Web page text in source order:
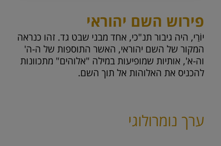
פירוש השם יהוראי
יוֹרַי, היה גיבור תנ"כי, אחד מבני שבט גד. זהו כנראה
המקור של השם יהוראי, האשר התוספות של ה-ה'
וה-א', אותיות שמופיעות במילה "אלוהים" מתכוונות
להכניס את האלוהות אל תוך השם.
ערך נומרולוגי